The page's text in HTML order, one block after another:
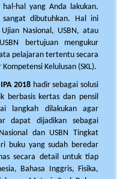
hal yang Anda lakukan.
dibutuhkan. Hal ini
Nasional, USBN, atau
bertujuan mengukur
pelajaran tertentu secara
Kelulusan (SKL).
2018 hadir sebagai solusi
berbasis kertas dan pensil
langkah dilakukan agar
dapat dijadikan sebagai
dan USBN Tingkat
buku yang sudah beredar
secara detail untuk tiap
Bahasa Inggris, Fisika,